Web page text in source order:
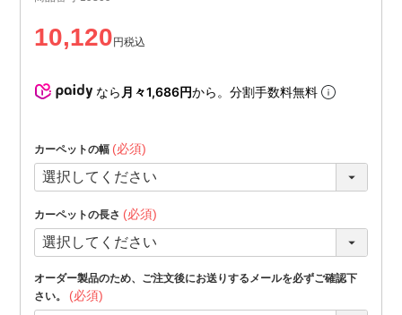
10,120 税込
なら 月々1,686円から。分割手数料無料
カーペットの幅 (必須)
カーペットの長さ (必須)
オーダー製品のため、ご注文後にお送りするメールを必ずご確認下
さい。
(必須)